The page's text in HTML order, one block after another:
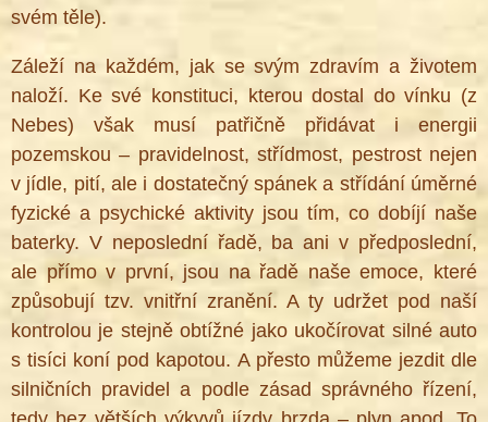
svém těle).
Záleží na každém, jak se svým zdravím a životem
naloží. Ke své konstituci, kterou dostal do vínku (z
Nebes) však musí patřičně přidávat i energii
pozemskou – pravidelnost, střídmost, pestrost nejen
v jídle, pití, ale i dostatečný spánek a střídání úměrné
fyzické a psychické aktivity jsou tím, co dobíjí naše
baterky. V neposlední řadě, ba ani v předposlední,
ale přímo v první, jsou na řadě naše emoce, které
způsobují tzv. vnitřní zranění. A ty udržet pod naší
kontrolou je stejně obtížné jako ukočírovat silné auto
s tisíci koní pod kapotou. A přesto můžeme jezdit dle
silničních pravidel a podle zásad správného řízení,